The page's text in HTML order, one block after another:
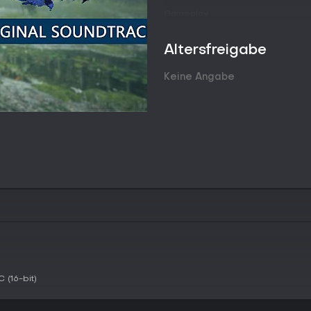
jagst, offene Gebiete
einem Greifhaken, bewegst du
Waffen integrieren und
Altersfreigabe
Keine Angabe
(16-bit)